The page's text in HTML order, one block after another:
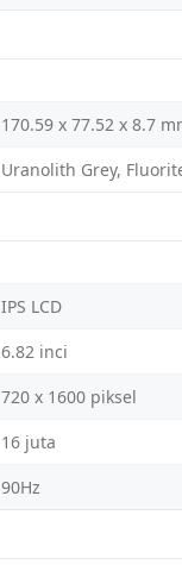
170.59 x 77.52 x 8.7
Uranolith Grey,
IPS LCD
6.82 inci
720 x 1600 piksel
16 juta
90Hz